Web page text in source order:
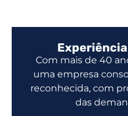
Com mais de 40
uma empresa
reconhecida, com
das